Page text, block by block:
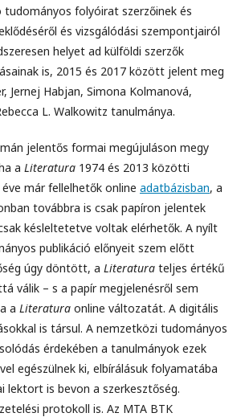
folyóirat szerzőinek és
és vizsgálódási szempontjairól
helyet ad külföldi szerzők
is, 2015 és 2017 között jelent meg
Jernej Habjan, Simona Kolmanová,
L. Walkowitz tanulmánya.
jelentős formai megújuláson megy
a Literatura 1974 és 2013 közötti
már fellelhetők online adatbázisban, a
továbbra is csak papíron jelentek
késleltetetve voltak elérhetők. A nyílt
publikáció előnyeit szem előtt
úgy döntött, a Literatura teljes értékű
válik – s a papír megjelenésről sem
a Literatura online változatát. A digitális
is társul. A nemzetközi tudományos
érdekében a tanulmányok ezek
egészülnek ki, elbírálásuk folyamatába
lektort is bevon a szerkesztőség.
protokoll is. Az MTA BTK